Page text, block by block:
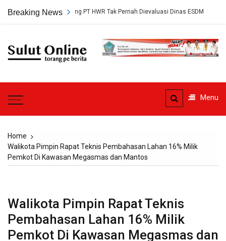
Breaking News
Tambang PT HWR Tak Pernah Dievaluasi Dinas ESDM
Sulut
Menu
Home
Walikota Pimpin Rapat Teknis Pembahasan Lahan 16% Milik
Pemkot Di Kawasan Megasmas dan Mantos
Walikota Pimpin Rapat Teknis
Pembahasan Lahan 16% Milik
Pemkot Di Kawasan Megasmas dan